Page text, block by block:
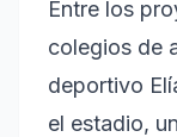
Entre los
colegios de
deportivo
el estadio,